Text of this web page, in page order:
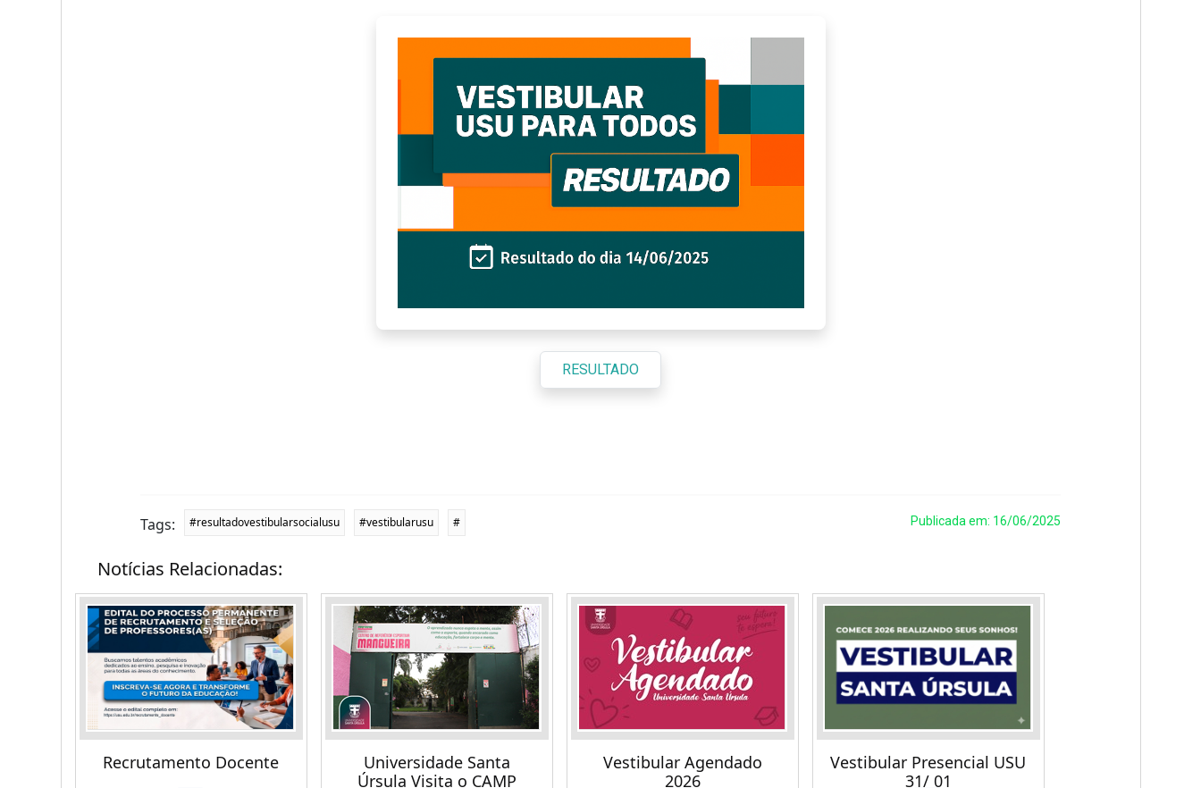
RESULTADO
Publicada em: 16/06/2025
Tags: #resultadovestibularsocialusu #vestibularusu #
Notícias Relacionadas:
Recrutamento Docente
Universidade Santa
Úrsula Visita o CAMP
Vestibular Agendado
2026
Vestibular Presencial USU
31/ 01